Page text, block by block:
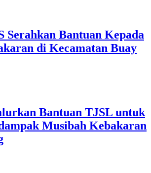
Serahkan Bantuan Kepada
di Kecamatan Buay
Bantuan TJSL untuk
Musibah Kebakaran